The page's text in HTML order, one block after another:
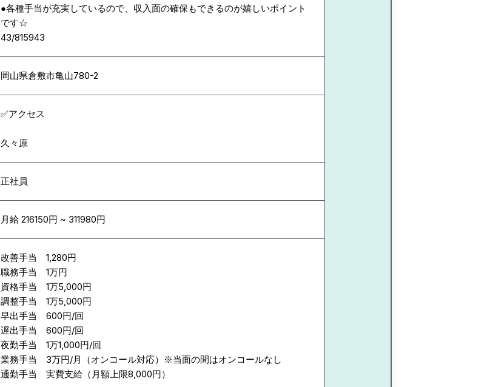
●各種手当が充実しているので、収入面の確保もできるのが嬉しいポイント
です☆
43/815943
岡山県倉敷市亀山780-2
✅アクセス
久々原
正社員
月給 216150円 ~ 311980円
改善手当 1,280円
職務手当 1万円
資格手当 1万5,000円
調整手当 1万5,000円
早出手当 600円/回
遅出手当 600円/回
夜勤手当 1万1,000円/回
業務手当 3万円/月（オンコール対応）※当面の間はオンコールなし
通勤手当 実費支給（月額上限8,000円）